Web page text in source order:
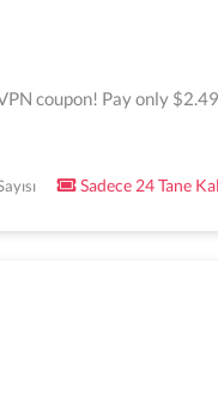
coupon! Pay only
Sadece 24 Tane